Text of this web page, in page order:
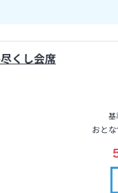
くし会席
基
おとな